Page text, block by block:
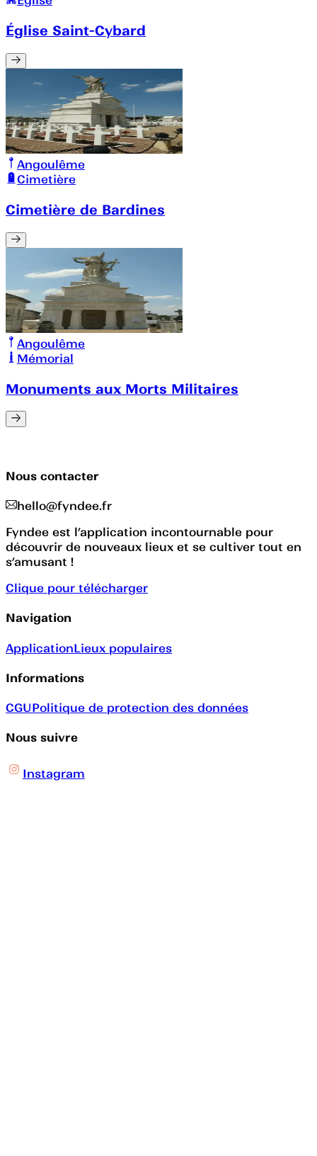
Église Saint-Cybard
Angoulême
Cimetière
Cimetière de Bardines
Angoulême
Mémorial
Monuments aux Morts Militaires
Nous contacter
hello@fyndee.fr
Fyndee est l’application incontournable pour
découvrir de nouveaux lieux et se cultiver tout en
s’amusant !
Clique pour télécharger
Navigation
ApplicationLieux populaires
Informations
CGUPolitique de protection des données
Nous suivre
Instagram